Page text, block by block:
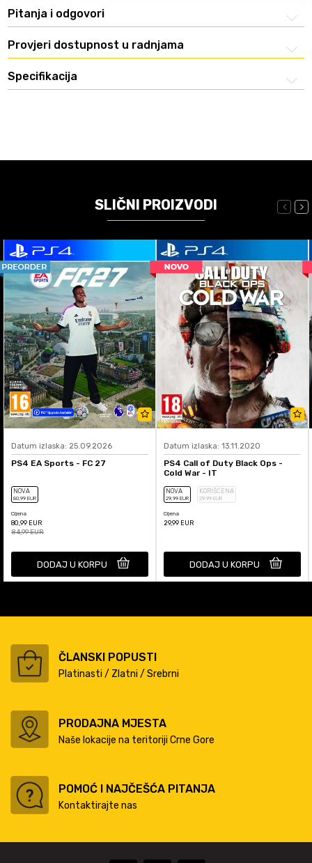
Pitanja i odgovori
Provjeri dostupnost u radnjama
Specifikacija
SLIČNI PROIZVODI
Datum izlaska: 25.09.2026
PS4 EA Sports - FC 27
NOVA
80,99 EUR
Cijena
80,99 EUR
84,99EUR
DODAJ U KORPU
Datum izlaska: 13.11.2020
PS4 Call of Duty Black Ops -
Cold War - IT
NOVA
29,99 EUR
KORIŠĆENA
29,99 EUR
Cijena
29,99 EUR
DODAJ U KORPU
ČLANSKI POPUSTI
Platinasti / Zlatni / Srebrni
PRODAJNA MJESTA
Naše lokacije na teritoriji Crne Gore
POMOĆ I NAJČEŠĆA PITANJA
Kontaktirajte nas